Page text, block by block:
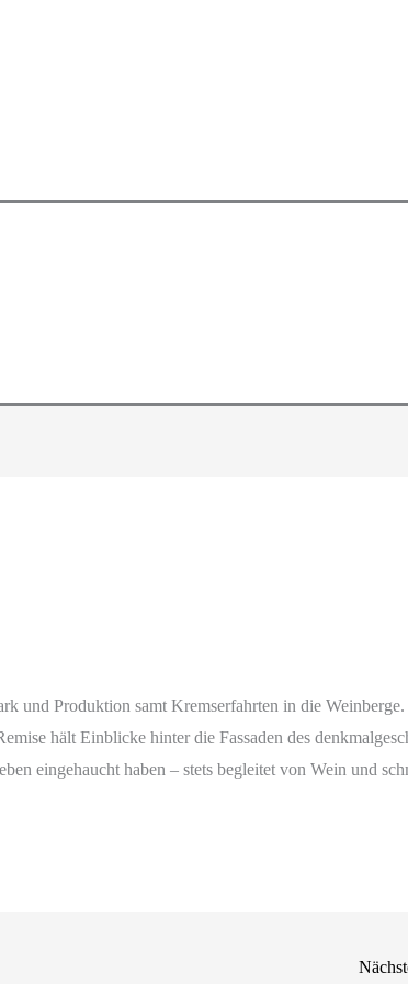
und Produktion samt Kremserfahrten in die
hält Einblicke hinter die Fassaden des
eingehaucht haben – stets begleitet von Wein und